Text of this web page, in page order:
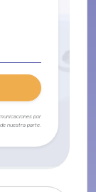
por
nuestra parte.